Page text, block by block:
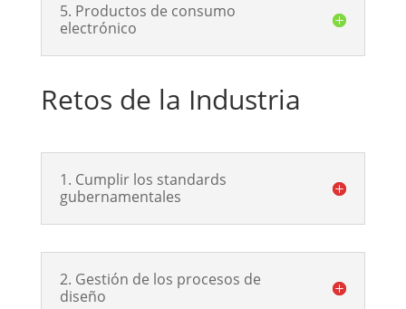
5. Productos de consumo
electrónico
Retos de la Industria
1. Cumplir los standards
gubernamentales
2. Gestión de los procesos de
diseño